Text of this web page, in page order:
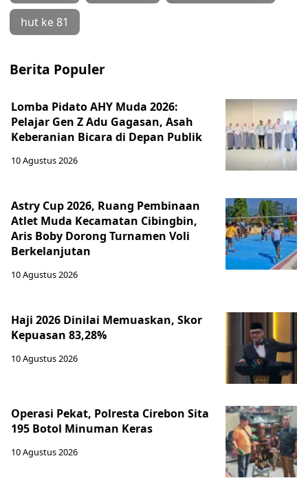
hut ke 81
Berita Populer
Lomba Pidato AHY Muda 2026:
Pelajar Gen Z Adu Gagasan, Asah
Keberanian Bicara di Depan Publik
10 Agustus 2026
Astry Cup 2026, Ruang Pembinaan
Atlet Muda Kecamatan Cibingbin,
Aris Boby Dorong Turnamen Voli
Berkelanjutan
10 Agustus 2026
Haji 2026 Dinilai Memuaskan, Skor
Kepuasan 83,28%
10 Agustus 2026
Operasi Pekat, Polresta Cirebon Sita
195 Botol Minuman Keras
10 Agustus 2026